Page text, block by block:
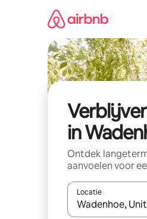
in
Ontdek
aanvoelen voor
Locatie
Wanneer er